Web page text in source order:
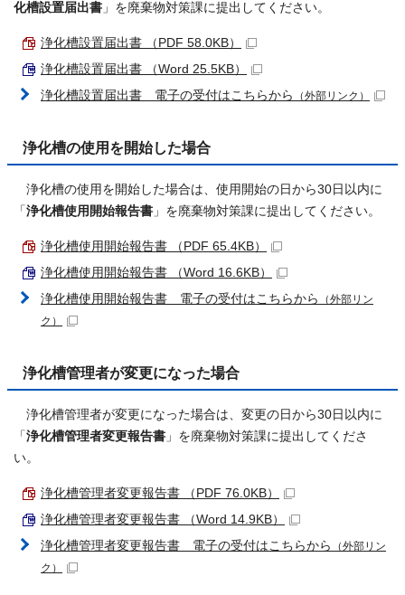
化槽設置届出書 」を廃棄物対策課に提出してください。
浄化槽設置届出書 （PDF 58.0KB）
浄化槽設置届出書 （Word 25.5KB）
浄化槽設置届出書 電子の受付はこちらから
（外部リンク）
浄化槽の使用を開始した場合
浄化槽の使用を開始した場合は、使用開始の日から30日以内に
「 浄化槽使用開始報告書 」を廃棄物対策課に提出してください。
浄化槽使用開始報告書 （PDF 65.4KB）
浄化槽使用開始報告書 （Word 16.6KB）
浄化槽使用開始報告書 電子の受付はこちらから
（外部リン
ク）
浄化槽管理者が変更になった場合
浄化槽管理者が変更になった場合は、変更の日から30日以内に
「 浄化槽管理者変更報告書 」を廃棄物対策課に提出してくださ
い。
浄化槽管理者変更報告書 （PDF 76.0KB）
浄化槽管理者変更報告書 （Word 14.9KB）
浄化槽管理者変更報告書 電子の受付はこちらから
（外部リン
ク）